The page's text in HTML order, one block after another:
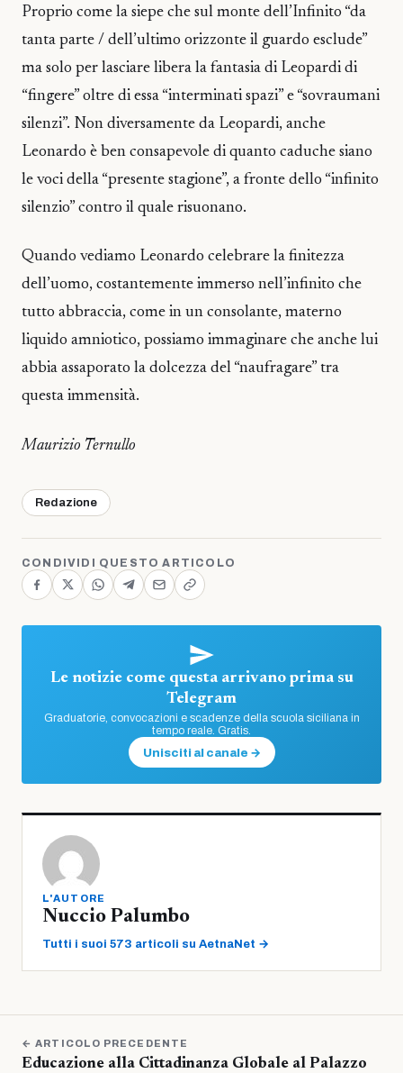
Proprio come la siepe che sul monte dell’Infinito “da
tanta parte / dell’ultimo orizzonte il guardo esclude”
ma solo per lasciare libera la fantasia di Leopardi di
“fingere” oltre di essa “interminati spazi” e “sovraumani
silenzi”. Non diversamente da Leopardi, anche
Leonardo è ben consapevole di quanto caduche siano
le voci della “presente stagione”, a fronte dello “infinito
silenzio” contro il quale risuonano.
Quando vediamo Leonardo celebrare la finitezza
dell’uomo, costantemente immerso nell’infinito che
tutto abbraccia, come in un consolante, materno
liquido amniotico, possiamo immaginare che anche lui
abbia assaporato la dolcezza del “naufragare” tra
questa immensità.
Maurizio Ternullo
Redazione
CONDIVIDI QUESTO ARTICOLO
Le notizie come questa arrivano prima su
Telegram
Graduatorie, convocazioni e scadenze della scuola siciliana in
tempo reale. Gratis.
Unisciti al canale →
L'AUTORE
Nuccio Palumbo
Tutti i suoi 573 articoli su AetnaNet →
← ARTICOLO PRECEDENTE
Educazione alla Cittadinanza Globale al Palazzo